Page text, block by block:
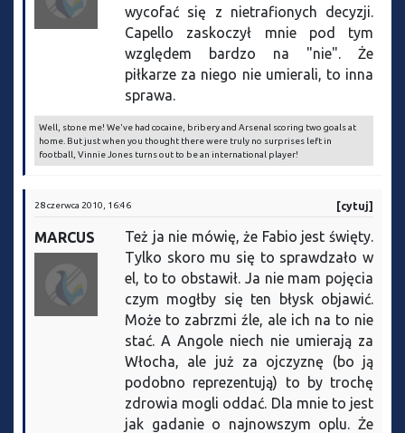
wycofać się z nietrafionych decyzji.
Capello zaskoczył mnie pod tym
względem bardzo na "nie". Że
piłkarze za niego nie umierali, to inna
sprawa.
Well, stone me! We've had cocaine, bribery and Arsenal scoring two goals at
home. But just when you thought there were truly no surprises left in
football, Vinnie Jones turns out to be an international player!
28 czerwca 2010, 16:46 [cytuj]
MARCUS
Też ja nie mówię, że Fabio jest święty.
Tylko skoro mu się to sprawdzało w
el, to to obstawił. Ja nie mam pojęcia
czym mogłby się ten błysk objawić.
Może to zabrzmi źle, ale ich na to nie
stać. A Angole niech nie umierają za
Włocha, ale już za ojczyznę (bo ją
podobno reprezentują) to by trochę
zdrowia mogli oddać. Dla mnie to jest
jak gadanie o najnowszym oplu. Że